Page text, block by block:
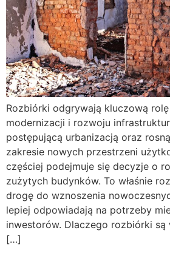
Rozbiórki odgrywają kluczową
modernizacji i rozwoju
postępującą urbanizacją oraz
zakresie nowych przestrzeni
częściej podejmuje się decyzje o
zużytych budynków. To właśnie
drogę do wznoszenia
lepiej odpowiadają na potrzeby
inwestorów. Dlaczego rozbiórki są
[…]